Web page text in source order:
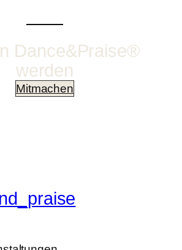
Dance&Praise®
werden
Mitmachen